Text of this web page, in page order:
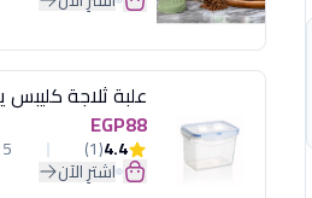
EGP88
4.4
(1) 5 تم البيع
اشترِ الآن